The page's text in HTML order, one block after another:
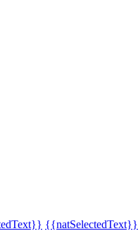
{{natSelectedText}}